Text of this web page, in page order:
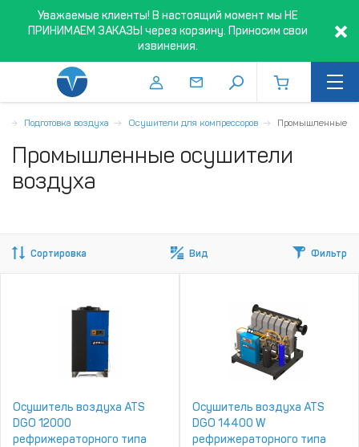
Уважаемые клиенты! В настоящий момент мы НЕ
ПРИНИМАЕМ ЗАКАЗЫ через корзину. Приносим свои
извинения.
Подготовка воздуха Осушители для компрессоров Промышленные
Промышленные осушители
воздуха
Сортировка Вид Фильтр
Осушитель воздуха ATS
DGO 12000
рефрижераторного типа
Осушитель воздуха ATS
DGO 14400 W
рефрижераторного типа